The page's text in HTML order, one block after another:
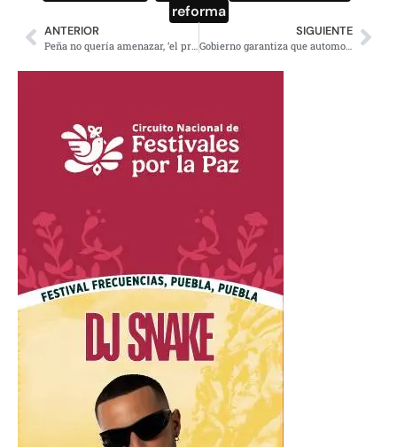
reforma
ANTERIOR SIGUIENTE
Gobierno garantiza que automotrices paguen salarios de hambre a mexicanos